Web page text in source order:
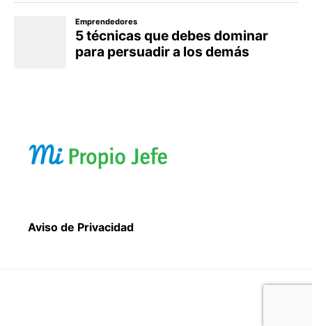
Aviso de Privacidad